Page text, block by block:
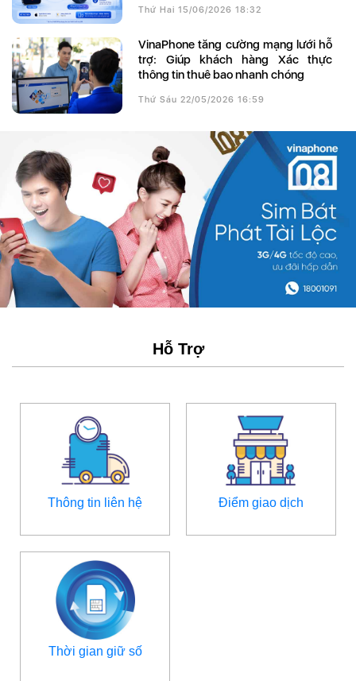
Thứ Hai 15/06/2026 18:32
VinaPhone tăng cường mạng lưới hỗ
trợ: Giúp khách hàng Xác thực
thông tin thuê bao nhanh chóng
Thứ Sáu 22/05/2026 16:59
Hỗ Trợ
Thông tin liên hệ Điểm giao dịch
Thời gian giữ số